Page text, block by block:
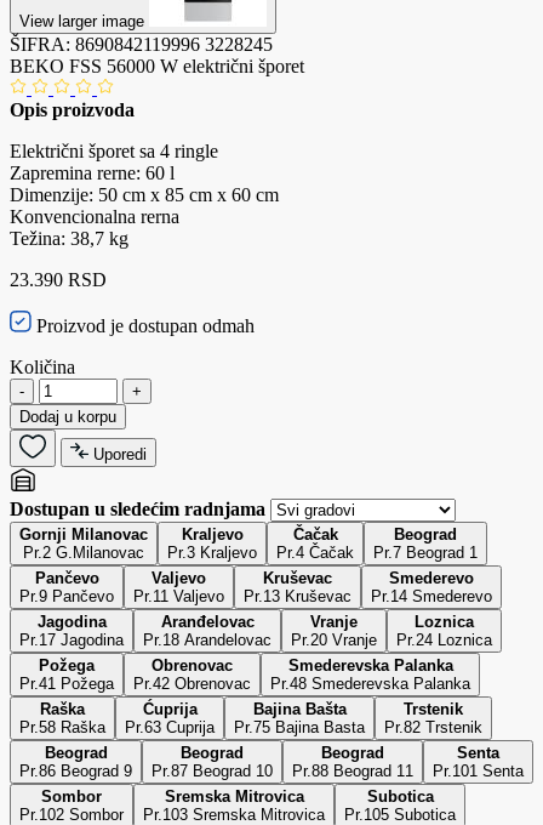
View larger image
ŠIFRA: 8690842119996 3228245
BEKO FSS 56000 W električni šporet
Opis proizvoda
Električni šporet sa 4 ringle
Zapremina rerne: 60 l
Dimenzije: 50 cm x 85 cm x 60 cm
Konvencionalna rerna
Težina: 38,7 kg
23.390 RSD
Proizvod je dostupan odmah
Količina
-
+
Dodaj u korpu
Uporedi
Dostupan u sledećim radnjama
Gornji Milanovac
Pr.2 G.Milanovac
Kraljevo
Pr.3 Kraljevo
Čačak
Pr.4 Čačak
Beograd
Pr.7 Beograd 1
Pančevo
Pr.9 Pančevo
Valjevo
Pr.11 Valjevo
Kruševac
Pr.13 Kruševac
Smederevo
Pr.14 Smederevo
Jagodina
Pr.17 Jagodina
Aranđelovac
Pr.18 Arandelovac
Vranje
Pr.20 Vranje
Loznica
Pr.24 Loznica
Požega
Pr.41 Požega
Obrenovac
Pr.42 Obrenovac
Smederevska Palanka
Pr.48 Smederevska Palanka
Raška
Pr.58 Raška
Ćuprija
Pr.63 Cuprija
Bajina Bašta
Pr.75 Bajina Basta
Trstenik
Pr.82 Trstenik
Beograd
Pr.86 Beograd 9
Beograd
Pr.87 Beograd 10
Beograd
Pr.88 Beograd 11
Senta
Pr.101 Senta
Sombor
Pr.102 Sombor
Sremska Mitrovica
Pr.103 Sremska Mitrovica
Subotica
Pr.105 Subotica